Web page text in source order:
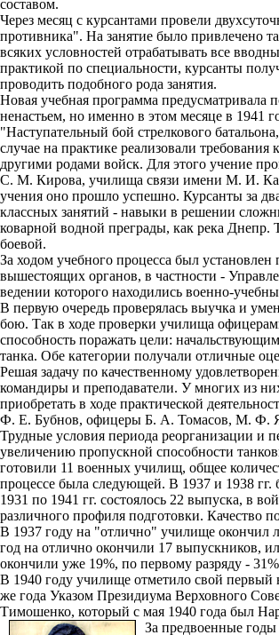
составом.
Через месяц с курсантами провели
противника". На занятие было привлечено
всяких условностей отрабатывать все
практикой по специальности, курсанты
проводить подобного рода занятия.
Новая учебная программа предусматривала
ненастьем, но именно в этом месяце в 1941
"Наступательный бой стрелкового
случае на практике реализовали
другими родами войск. Для этого учение
С. М. Кирова, училища связи имени М. И.
учения оно прошло успешно. Курсанты за
классных занятий - навыки в решении
коварной водной преграды, как река Днепр.
боевой.
За ходом учебного процесса был
вышестоящих органов, в частности -
ведении которого находились военно-
В первую очередь проверялась выучка и
бою. Так в ходе проверки училища
способность поражать цели:
танка. Обе категории получали отличные
Решая задачу по качественному
командиры и преподаватели. У многих из
приобретать в ходе практической
Ф. Е. Бубнов, офицеры Б. А. Томасов, М. Ф.
Трудные условия периода реорганизации и
увеличению пропускной способности
готовили 11 военных училищ, общее
процессе была следующей. В 1937 и 1938
1931 по 1941 гг. состоялось 22 выпуска, в
различного профиля подготовки. Качество
В 1937 году на "отлично" училище окончил
год на отлично окончили 17 выпускников,
окончили уже 19%, по первому разряду -
В 1940 году училище отметило свой первый
же года Указом Президиума Верховного
Тимошенко, который с мая 1940 года был
За предвоенные годы